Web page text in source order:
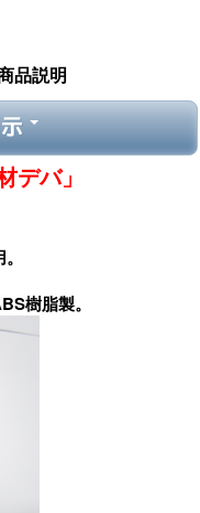
品説明
デバ」
樹脂製。